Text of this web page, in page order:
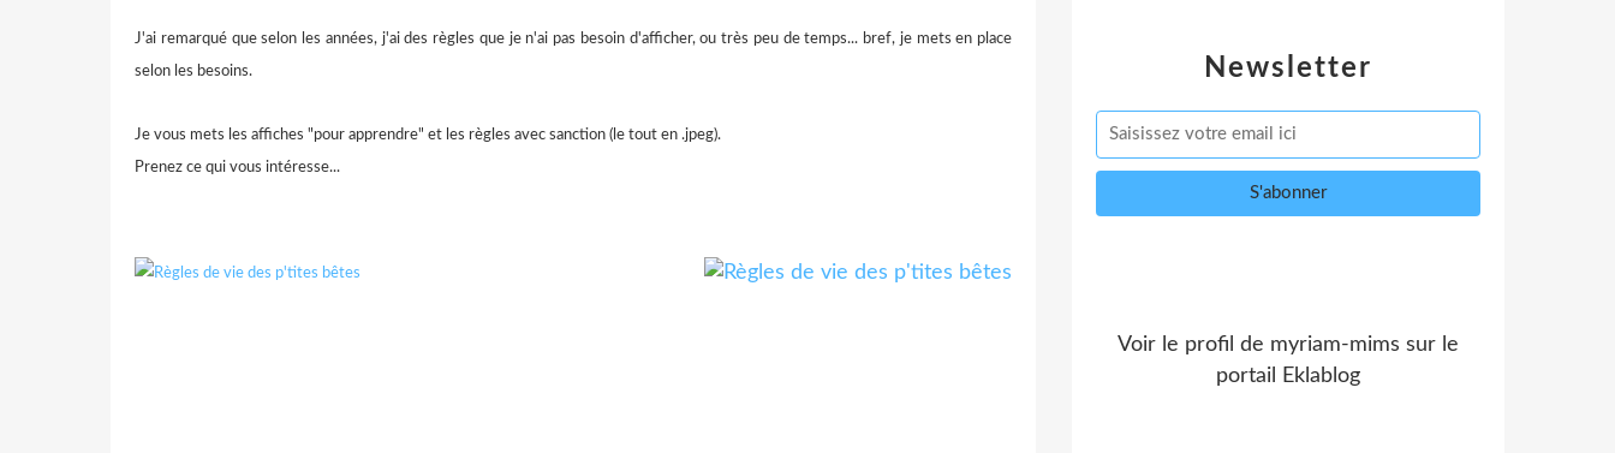
J'ai remarqué que selon les années, j'ai des règles que je n'ai pas besoin d'afficher, ou très peu de temps... bref, je mets en place
selon les besoins.
Je vous mets les affiches "pour apprendre" et les règles avec sanction (le tout en .jpeg).
Prenez ce qui vous intéresse...
Newsletter
Voir le profil de myriam-mims sur le
portail Eklablog